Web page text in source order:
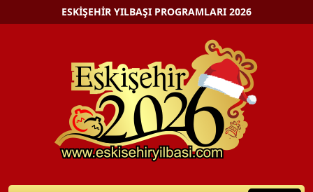
ESKIŞEHIR YILBAŞI PROGRAMLARI 2026